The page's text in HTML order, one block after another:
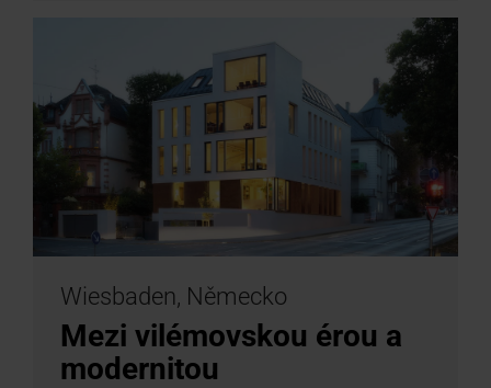
Wiesbaden, Německo
Mezi vilémovskou érou a
modernitou